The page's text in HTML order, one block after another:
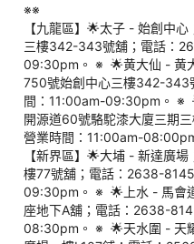
※※
【九龍區】🌟太子 - 始創中
三樓342-343號舖；電話：
09:30pm。 ※  🌟黄大仙 - 黄
750號始創中心三樓342-343
間：11:00am-09:30pm。 ※
開源道60號駱駝漆大廈三期
營業時間：11:00am-
【新界區】🌟大埔 - 新達廣
樓77號舖；電話：2638-
09:30pm。 ※  🌟上水 - 馬會
座地下A舖；電話：2638-
08:30pm。 ※  🌟天水圍 - 天